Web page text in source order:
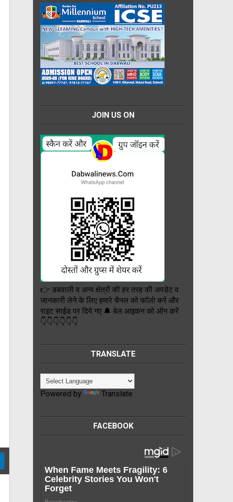
JOIN US ON
👉 डबवाली व अन्य क्षेत्रों की हर तरह की अपडेट व
जानकारी लेने के लिए हमारे चैनल को फॉलो करें और
राइट साईड पर दिये गए 🔔 बेल आइकन को ऑन करें
👇👇👇👇👇👇
TRANSLATE
Powered by Translate
FACEBOOK